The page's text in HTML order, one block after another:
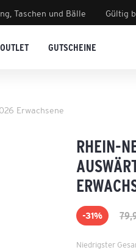
Taschen und Bälle Gültig
OUTLET GUTSCHEINE
Erwachsene
RHEIN-
-31%
Niedrigster